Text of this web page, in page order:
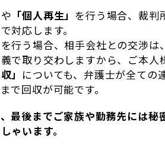
や 「個人再生」 を行う場合、裁判
対応します。
を行う場合、相手会社との交渉
で取り交わしますから、ご本人
」 についても、弁護士が全ての
で回収が可能です。
最後までご家族や勤務先には
ゃいます。